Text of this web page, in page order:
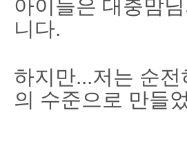
아이들은 대충맘
니다.
하지만...저는 순
의 수준으로 만들